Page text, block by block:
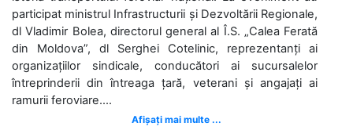
participat ministrul Infrastructurii și Dezvoltării Regionale,
dl Vladimir Bolea, directorul general al Î.S. „Calea Ferată
din Moldova”, dl Serghei Cotelinic, reprezentanți ai
organizațiilor sindicale, conducători ai sucursalelor
întreprinderii din întreaga țară, veterani și angajați ai
ramurii feroviare....
Afișați mai multe ...